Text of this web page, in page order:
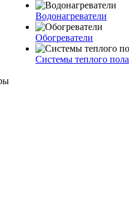
Водонагреватели
Обогреватели
Системы теплого пола